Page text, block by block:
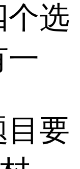
个选
一
目要